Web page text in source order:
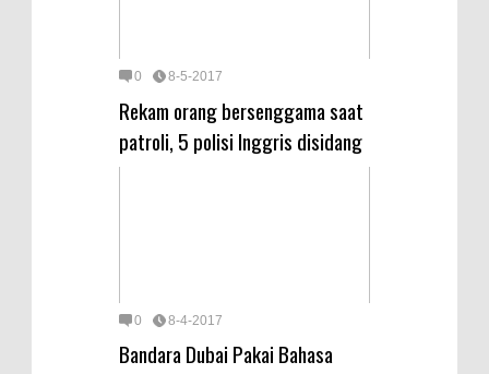
0 8-5-2017
Rekam orang bersenggama saat
patroli, 5 polisi Inggris disidang
0 8-4-2017
Bandara Dubai Pakai Bahasa